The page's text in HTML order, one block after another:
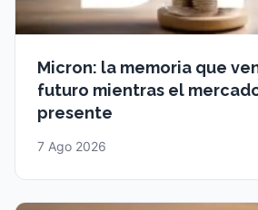
Micron: la memoria que
futuro mientras el
presente
7 Ago 2026